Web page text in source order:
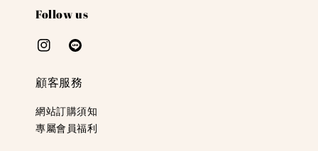
Follow us
顧客服務
網站訂購須知
專屬會員福利